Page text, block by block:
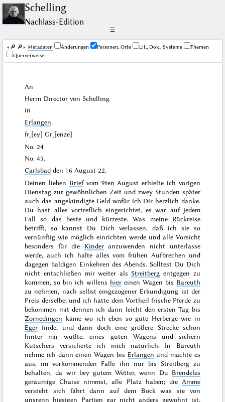
Schelling
Nachlass-Edition
☰
🔎︎ 🔎︎ Me­ta­da­ten Änderungen Personen, Orte Lit., Dok., Systeme
Themen
Querverweise
An
Herrn Directorvon Schelling
in
Erlangen.
fr˖[ey] Gr˖[enze]
No. 24
No. 45.
Carlsbad den 16 August 22.
Deinen lieben Briefvom 9ten August erhielte ich vorigen
Dienstag zur gewöhnlichen Zeit und zwey Stunden später
auch das angekündigte Geld wofür ich Dir herzlich danke.
Du hast alles vortreflich eingerichtet, es war auf jedem
Fall so das beste und kürzeste. Was meine Rückreise
betrifft, so kannst Du Dich verlassen, daß ich sie so
vernünftig wie möglich einrichten werde und alle Vorsicht
besonders für die Kinderanzuwenden nicht unterlasse
werde, auch ich halte alles vom frühen Aufbrechen und
dagegen baldigen Einkehren des Abends. Solltest Du Dich
nicht entschließen mir weiter als Streitberg entgegen zu
kommen, so bin ich willens hiereinen Wagen bis Bareuth
zu nehmen, nach selbst eingezogener Erkundigung ist der
Preis derselbe; und ich hätte dem Vortheil frische Pferde zu
bekommen mit dennen ich dann leicht den ersten Tag bis
Zornedingen käme wo ich eben so gute Herberge wie in
Eger finde, und dann doch eine größere Strecke schon
hinter mir wüßte, eines guten Wagens und sichern
Kutschers versicherte ich mich natürlich. In Bareuth
nehme ich dann einen Wagen bis Erlangen und machte es
aus, im vorkommenden Falle ihn nur bis Streitberg zu
behalten, da wir bey gutem Wetter, wenn Du Brendeles
geräumige Chaise nimmst, alle Platz haben; die Amme
versteht sich fährt dann auf dem Bock was sie von
unsrenn hiesigen Partien gar nicht anders gewohnt ist.